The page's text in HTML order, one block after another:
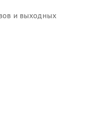
и выходных